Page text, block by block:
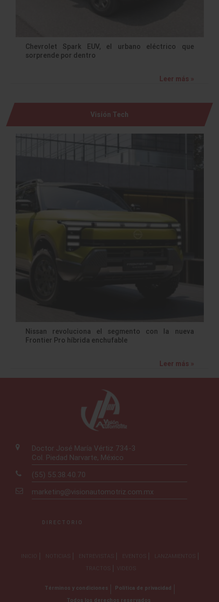
Chevrolet Spark EUV, el urbano eléctrico que
sorprende por dentro
Leer más »
Visión Tech
Nissan revoluciona el segmento con la nueva
Frontier Pro híbrida enchufable
Leer más »
Doctor José María Vértiz 734-3
Col. Piedad Narvarte, México
(55) 55.38.40.70
marketing@visionautomotriz.com.mx
DIRECTORIO
INICIO NOTICIAS ENTREVISTAS EVENTOS
LANZAMIENTOS
TRACTOS
VIDEOS
Términos y condiciones
Política de privacidad
Todos los derechos reservados